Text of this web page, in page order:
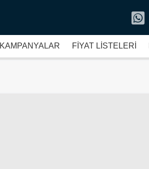
KAMPANYALAR FİYAT LİSTELERİ